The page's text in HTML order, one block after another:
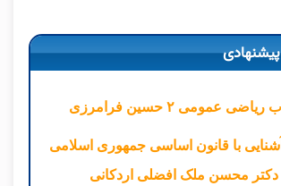
عمومی ۲ حسین فرامرزی
آشنایی با قانون اساسی جمهوری اسلامی
دکتر محسن ملک افضلی اردکانی